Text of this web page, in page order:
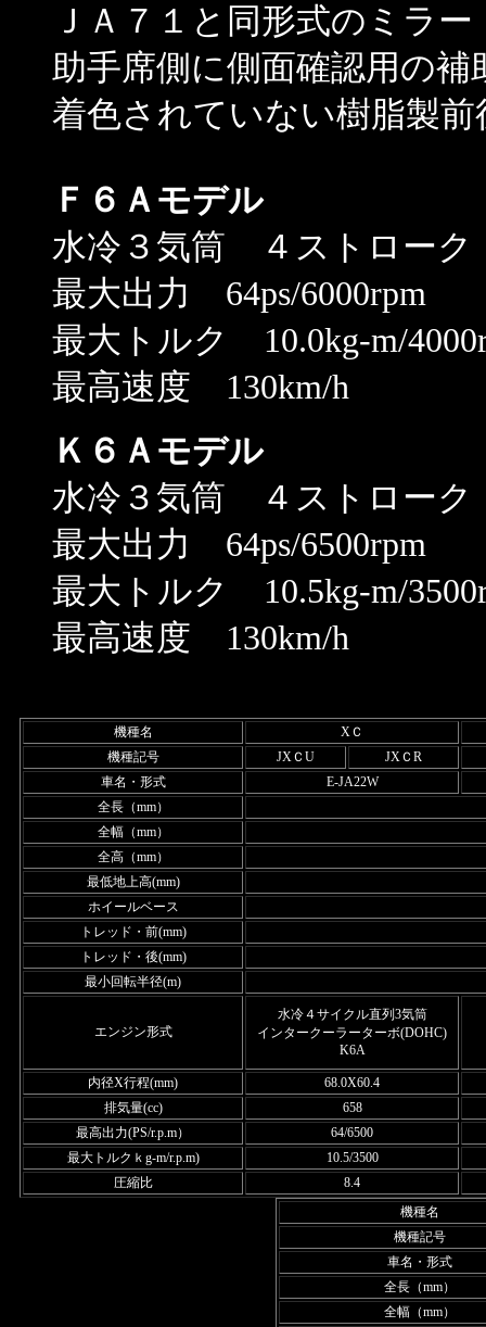
ＪＡ７１と同形式のミラー
助手席側に側面確認用の補
着色されていない樹脂製
Ｆ６Ａモデル
水冷３気筒 ４ストロー
最大出力 64ps/6000rpm
最大トルク 10.0kg-m/
最高速度 130km/h
Ｋ６Ａモデル
水冷３気筒 ４ストロー
最大出力 64ps/6500rpm
最大トルク 10.5kg-m/
最高速度 130km/h
機種名
XＣ
機種記号
JXＣU
JXＣR
車名・形式
E-JA22W
全長（mm）
全幅（mm）
全高（mm）
最低地上高(mm)
ホイールベース
トレッド・前(mm)
トレッド・後(mm)
最小回転半径(m)
エンジン形式
水冷４サイクル直列3気筒
インタークーラーターボ(DOHC)
K6A
内径X行程(mm)
68.0X60.4
排気量(cc)
658
最高出力(PS/r.p.m）
64/6500
最大トルクｋg-m/r.p.m)
10.5/3500
圧縮比
8.4
機種名
機種記号
車名・形式
全長（mm）
全幅（mm）